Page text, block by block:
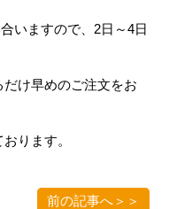
いますので、2日～4日
け早めのご注文をお
ります。
前の記事へ＞＞